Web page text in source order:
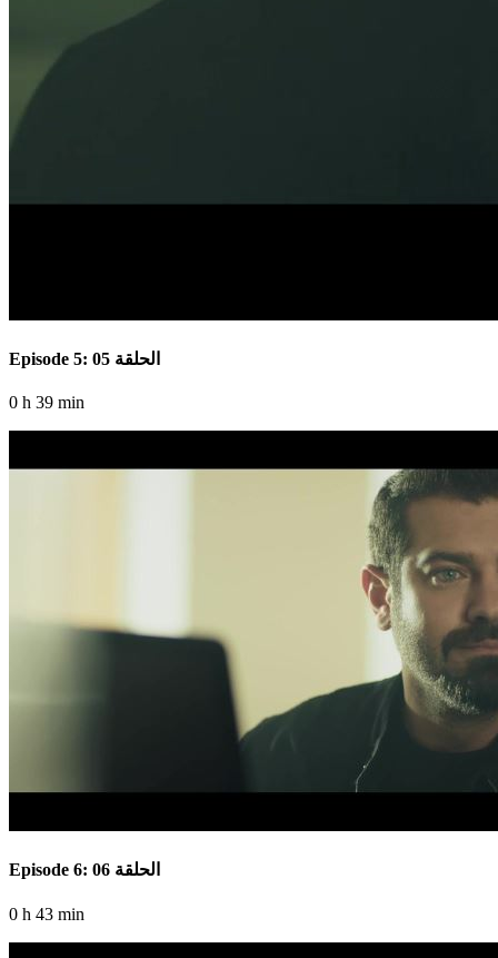
Episode 5: الحلقة 05
0 h 39 min
Episode 6: الحلقة 06
0 h 43 min